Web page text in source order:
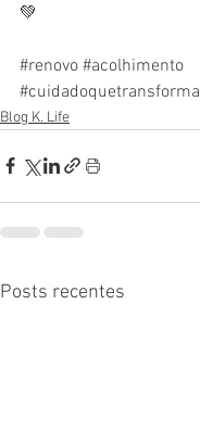
💚
#renovo #acolhimento
#cuidadoquetransforma
Blog K. Life
Posts recentes